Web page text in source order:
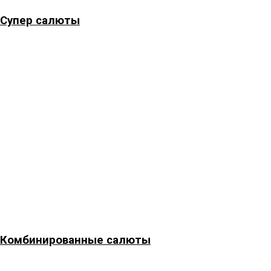
Супер салюты
Комбинированные салюты